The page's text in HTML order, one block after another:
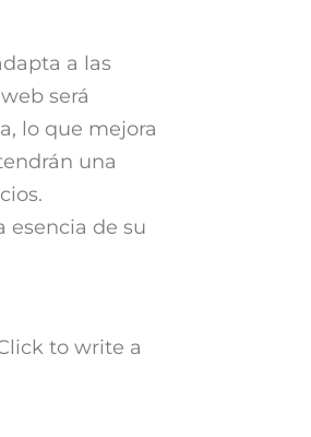
a las
será
lo que mejora
una
esencia de su
to write a